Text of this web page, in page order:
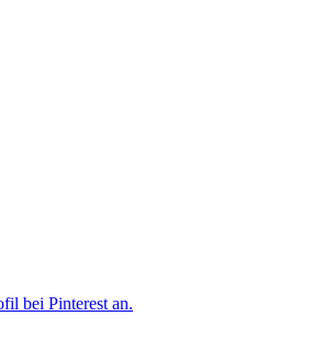
bei Pinterest an.